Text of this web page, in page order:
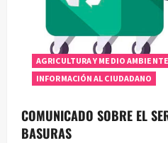
AGRICULTURA Y MEDIO AMBIENTE
INFORMACIÓN AL CIUDADANO
COMUNICADO SOBRE EL
BASURAS